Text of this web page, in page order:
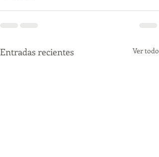
Entradas recientes Ver todo